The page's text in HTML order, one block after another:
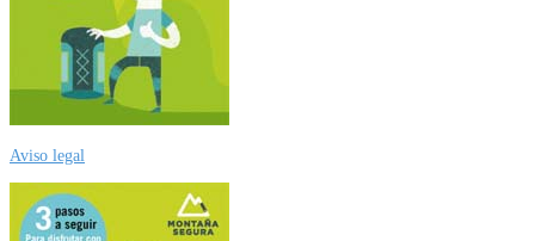
Aviso legal